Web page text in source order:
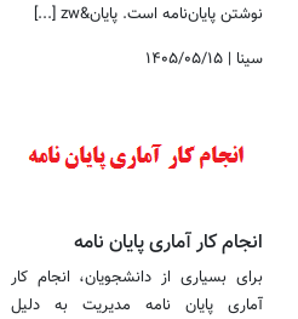
نوشتن پایان‌نامه است. پایان&zw [...]
۱۴۰۵/۰۵/۱۵ | سینا
انجام کار آماری پایان نامه
برای بسیاری از دانشجویان، انجام کار
آماری پایان نامه مدیریت به دلیل